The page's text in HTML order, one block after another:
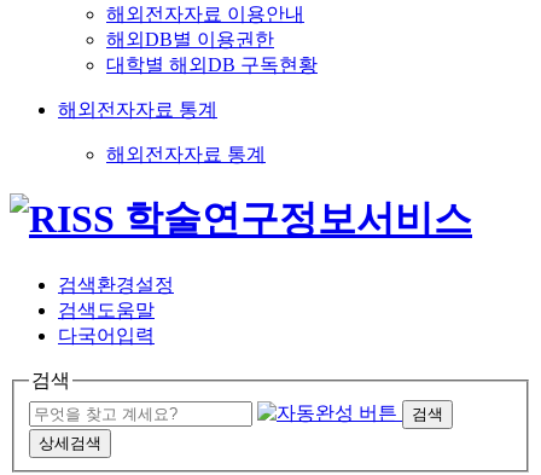
해외전자자료 이용안내
해외DB별 이용권한
대학별 해외DB 구독현황
해외전자자료 통계
해외전자자료 통계
검색환경설정
검색도움말
다국어입력
검색
검색
상세검색